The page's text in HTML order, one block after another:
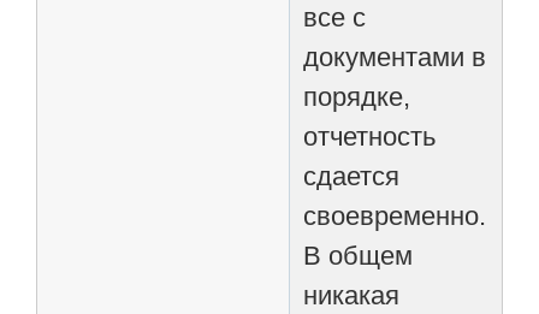
все с
документами в
порядке,
отчетность
сдается
своевременно.
В общем
никакая